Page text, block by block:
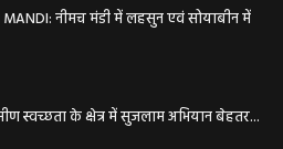
MANDI: नीमच मंडी में लहसुन एवं सोयाबीन में
स्वच्छता के क्षेत्र में सुजलाम अभियान बेहतर...